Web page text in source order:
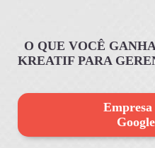
O QUE VOCÊ
KREATIF PARA